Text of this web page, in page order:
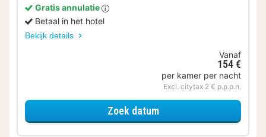
Gratis annulatie
Betaal in het hotel
Bekijk details
Vanaf
154 €
per kamer per nacht
Excl. citytax 2 € p.p.p.n.
Zoek datumvoor Comfort kamer